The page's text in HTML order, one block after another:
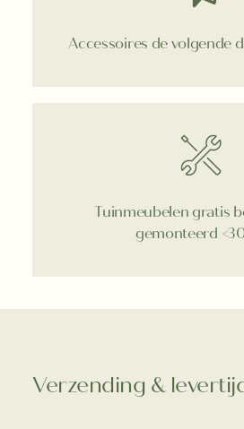
Accessoires de volgende
Tuinmeubelen gratis
gemonteerd
Verzending &